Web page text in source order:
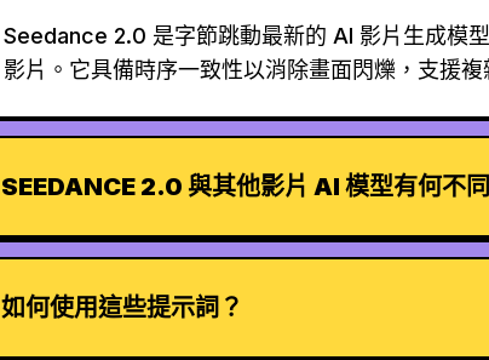
Seedance 2.0 是字節跳動最新的 AI 影片生成模
影片。它具備時序一致性以消除畫面閃爍，支援
SEEDANCE 2.0 與其他影片 AI 模型有何不
如何使用這些提示詞？